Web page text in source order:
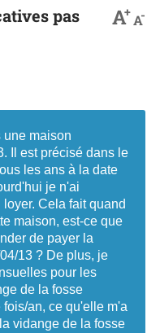
pas
A+A-
une maison
Il est précisé dans le
les ans à la date
je n'ai
Cela fait quand
maison, est-ce que
de payer la
13 ? De plus, je
pour les
de la fosse
an, ce qu'elle m'a
vidange de la fosse